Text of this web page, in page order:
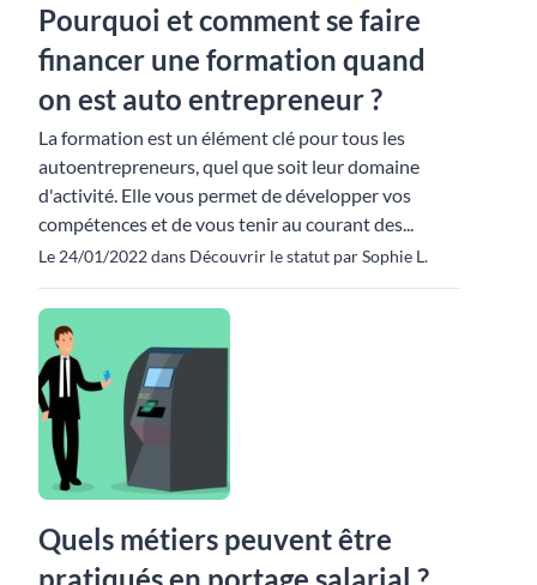
Pourquoi et comment se faire
financer une formation quand
on est auto entrepreneur ?
La formation est un élément clé pour tous les
autoentrepreneurs, quel que soit leur domaine
d'activité. Elle vous permet de développer vos
compétences et de vous tenir au courant des...
Le 24/01/2022 dans Découvrir le statut par Sophie L.
Quels métiers peuvent être
pratiqués en portage salarial ?